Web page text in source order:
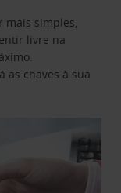
simples,
livre na
as chaves à sua